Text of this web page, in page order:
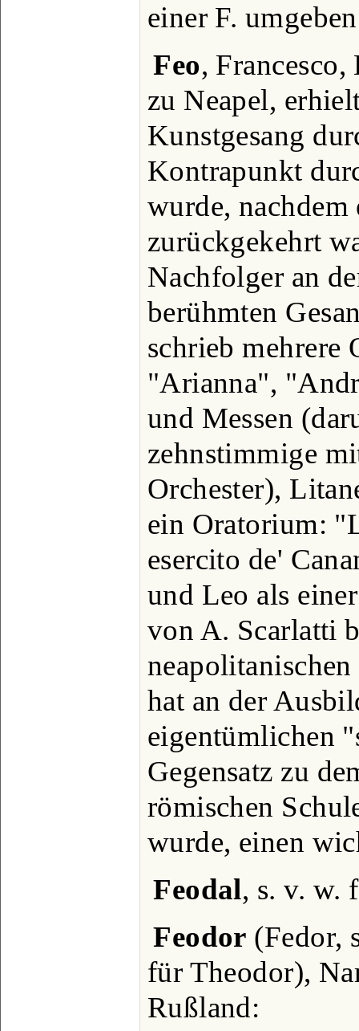
einer F.
Feo,
zu Neapel,
Kunstgesang
Kontrapunkt
wurde, nachdem
zurückgekehrt
Nachfolger an
berühmten
schrieb mehrere
"Arianna",
und Messen
zehnstimmige
Orchester),
ein Oratorium:
esercito de'
und Leo als
von A. Scarlatti
hat an der
eigentümlichen
Gegensatz zu
römischen
wurde, einen
Feodal, s. v. w.
Feodor (Fedor,
für Theodor),
Rußland: